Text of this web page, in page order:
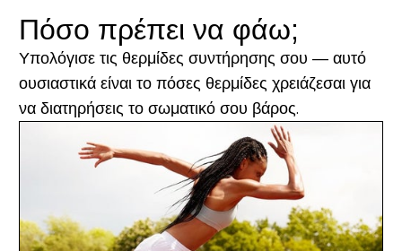
Πόσο πρέπει να φάω;
Υπολόγισε τις θερμίδες συντήρησης σου — αυτό
ουσιαστικά είναι το πόσες θερμίδες χρειάζεσαι για
να διατηρήσεις το σωματικό σου βάρος.